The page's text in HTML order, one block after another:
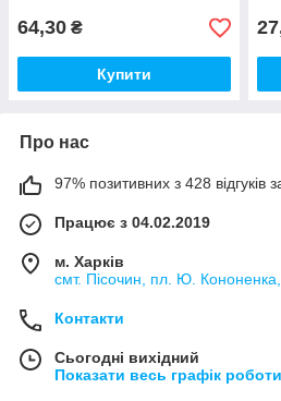
64,30 ₴
Купити
Про нас
97% позитивних з 428 відгуків
Працює з 04.02.2019
м. Харків
смт. Пісочин, пл. Ю. Кононенка,
Контакти
Сьогодні вихідний
Показати весь графік роботи